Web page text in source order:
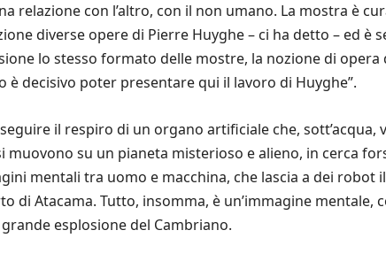
relazione con l’altro, con il non umano. La mostra è
diverse opere di Pierre Huyghe – ci ha detto – ed
lo stesso formato delle mostre, la nozione di opera
è decisivo poter presentare qui il lavoro di Huyghe”.
il respiro di un organo artificiale che, sott’acqua,
muovono su un pianeta misterioso e alieno, in cerca
mentali tra uomo e macchina, che lascia a dei
di Atacama. Tutto, insomma, è un’immagine mentale,
esplosione del Cambriano.